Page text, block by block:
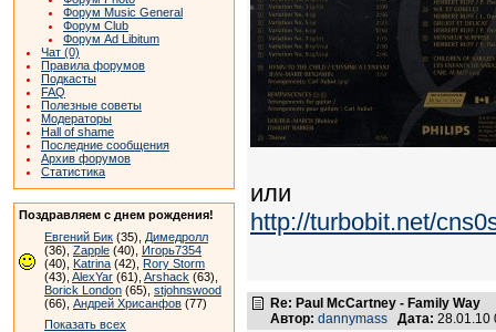
Форум Music General
Форум Club
Форум Ad Libitum
Чат (0)
Правила форумов
Подкасты
FAQ
Полезные советы
Модераторы
Hall of shame
Последние сообщения
Архив форумов
Статистика
Поздравляем с днем рождения!
Евгений Бик (35), Димедролл
(36), Zapple (40), Игорь7354
(40), Katrina (42), Rory Storm
(43), AlexYar (61), Arshack (63),
Borick London (65), stjohnswood
(66), Андрей Хрисанфов (77)
Показать всех
или
http://turbobit.net/
Re: Paul McCartney - Family Way
Автор: dannymass Дата: